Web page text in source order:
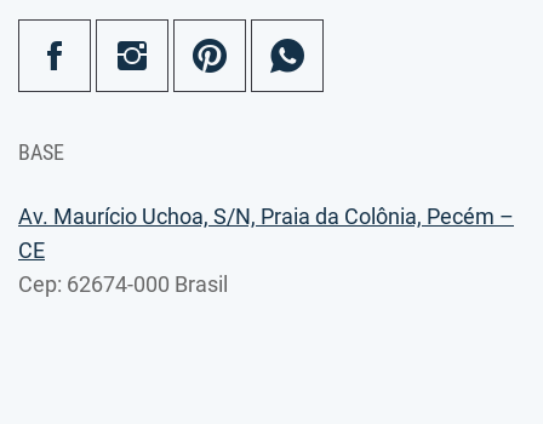
BASE
Av. Maurício Uchoa, S/N, Praia da Colônia, Pecém –
CE
Cep: 62674-000 Brasil